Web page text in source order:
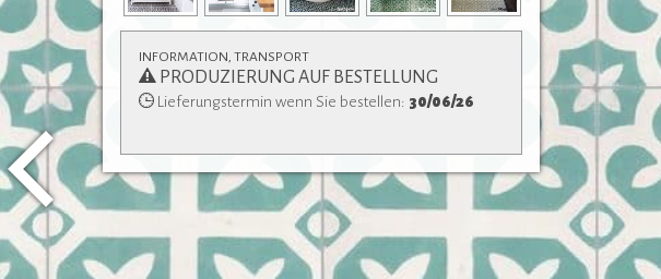
INFORMATION, TRANSPORT
PRODUZIERUNG AUF BESTELLUNG
Lieferungstermin wenn Sie bestellen: 30/06/26